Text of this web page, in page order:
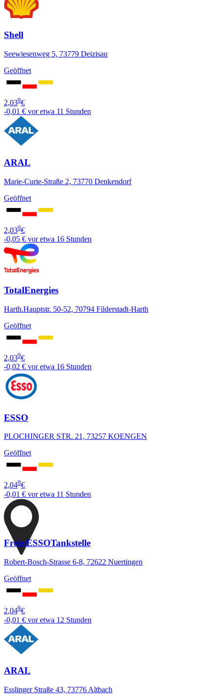
Shell
Seewiesenweg 5, 73779 Deizisau
Geöffnet
2,039€
-0,01 € vor etwa 11 Stunden
ARAL
Marie-Curie-Straße 2, 73770 Denkendorf
Geöffnet
2,039€
-0,05 € vor etwa 16 Stunden
TotalEnergies
Harth.Hauptstr. 50-52, 70794 Filderstadt-Harth
Geöffnet
2,039€
-0,02 € vor etwa 16 Stunden
ESSO
PLOCHINGER STR. 21, 73257 KOENGEN
Geöffnet
2,049€
-0,01 € vor etwa 11 Stunden
Freie/ESSOTankstelle
Robert-Bosch-Strasse 6-8, 72622 Nuertingen
Geöffnet
2,049€
-0,01 € vor etwa 12 Stunden
ARAL
Esslinger Straße 43, 73776 Altbach